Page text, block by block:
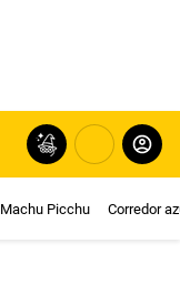
Machu Picchu Corredor